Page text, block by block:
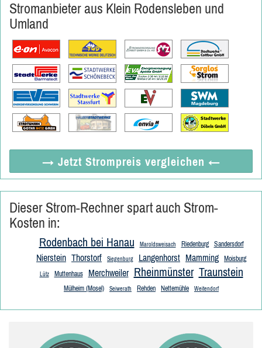
Stromanbieter aus Klein Rodensleben und
Umland
→ Jetzt Strompreis vergleichen ←
Dieser Strom-Rechner spart auch Strom-
Kosten in:
Rodenbach bei Hanau Maroldsweisach Riedenburg Sandersdorf
Nierstein Thorstorf Siegenburg Langenhorst Mamming Moisburg
Lütz Muttenhaus Merchweiler Rheinmünster Traunstein
Mülheim (Mosel) Seiwerath Rehden Nettemühle Weitendorf